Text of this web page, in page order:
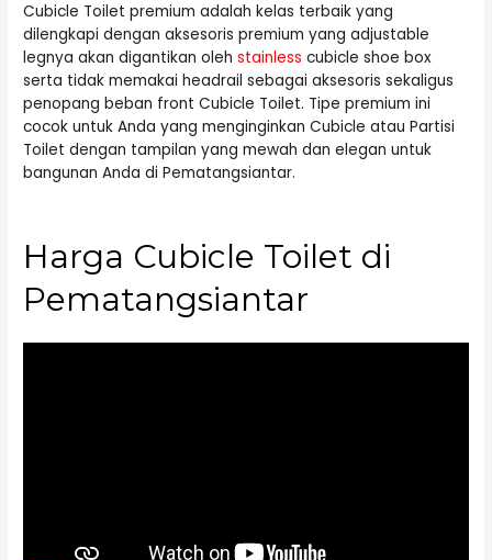
Cubicle Toilet premium adalah kelas terbaik yang
dilengkapi dengan aksesoris premium yang adjustable
legnya akan digantikan olehstainless cubicle shoe box
serta tidak memakai headrail sebagai aksesoris sekaligus
penopang beban front Cubicle Toilet. Tipe premium ini
cocok untuk Anda yang menginginkan Cubicle atau Partisi
Toilet dengan tampilan yang mewah dan elegan untuk
bangunan Anda di Pematangsiantar.
Harga Cubicle Toilet di
Pematangsiantar